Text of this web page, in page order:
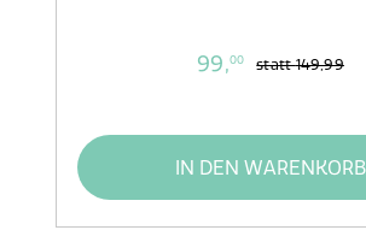
99,00 statt149,99
IN DEN WARENKORB